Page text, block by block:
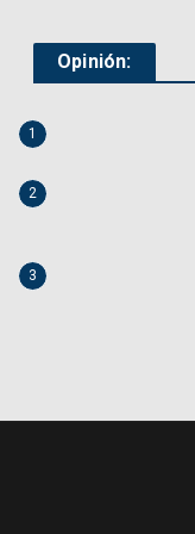
Opinión:
1
2
3